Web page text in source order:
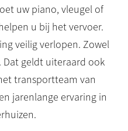
uw piano, vleugel of
u bij het vervoer.
veilig verlopen. Zowel
geldt uiteraard ook
transportteam van
jarenlange ervaring in